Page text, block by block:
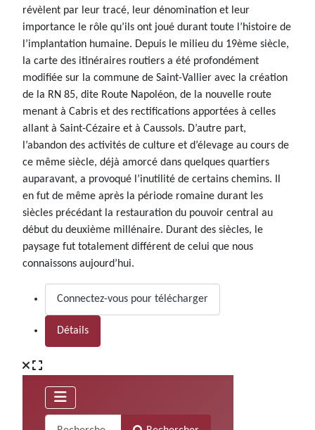
révèlent par leur tracé, leur dénomination et leur
importance le rôle qu’ils ont joué durant toute l’histoire de
l’implantation humaine. Depuis le milieu du 19ème siècle,
la carte des itinéraires routiers a été profondément
modifiée sur la commune de Saint-Vallier avec la création
de la RN 85, dite Route Napoléon, de la nouvelle route
menant à Cabris et des rectifications apportées à celles
allant à Saint-Cézaire et à Caussols. D’autre part,
l’abandon des activités de culture et d’élevage au cours de
ce même siècle, déjà amorcé dans quelques quartiers
auparavant, a provoqué l’inutilité de certains chemins. Il
en fut de même après la période romaine durant les
siècles précédant la restauration du pouvoir central au
début du deuxième millénaire. Durant des siècles, le
paysage fut totalement différent de celui que nous
connaissons aujourd’hui.
Connectez-vous pour télécharger
Détails